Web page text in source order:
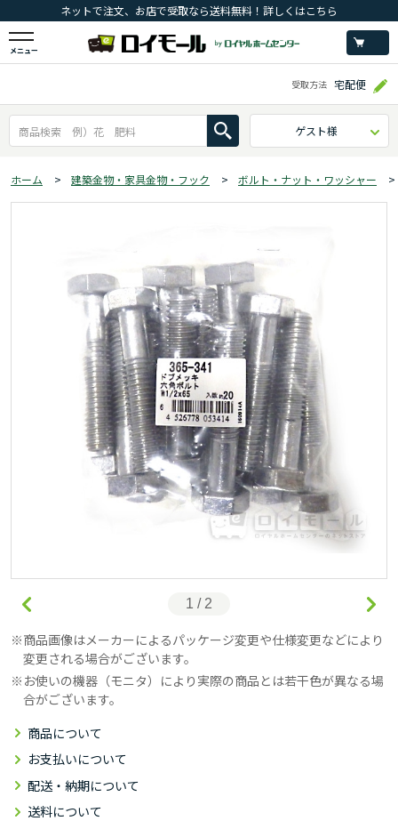
ネットで注文、お店で受取なら送料無料！詳しくはこちら
メニュー
受取方法 宅配便
ゲスト様
ホーム > 建築金物・家具金物・フック > ボルト・ナット・ワッシャー >
1 / 2
商品画像はメーカーによるパッケージ変更や仕様変更などにより
変更される場合がございます。
お使いの機器（モニタ）により実際の商品とは若干色が異なる場
合がございます。
商品について
お支払いについて
配送・納期について
送料について